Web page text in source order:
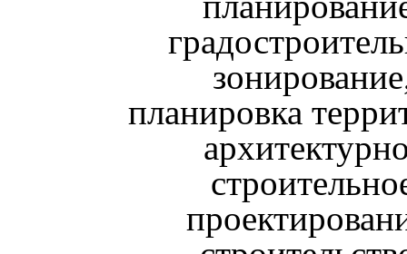
планировка